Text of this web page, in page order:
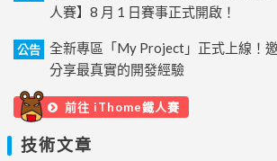
人賽】8 月 1 日賽事正式開啟！
公告
全新專區「My Project」正式上線！
分享最真實的開發經驗
前往 iThome鐵人賽
技術文章